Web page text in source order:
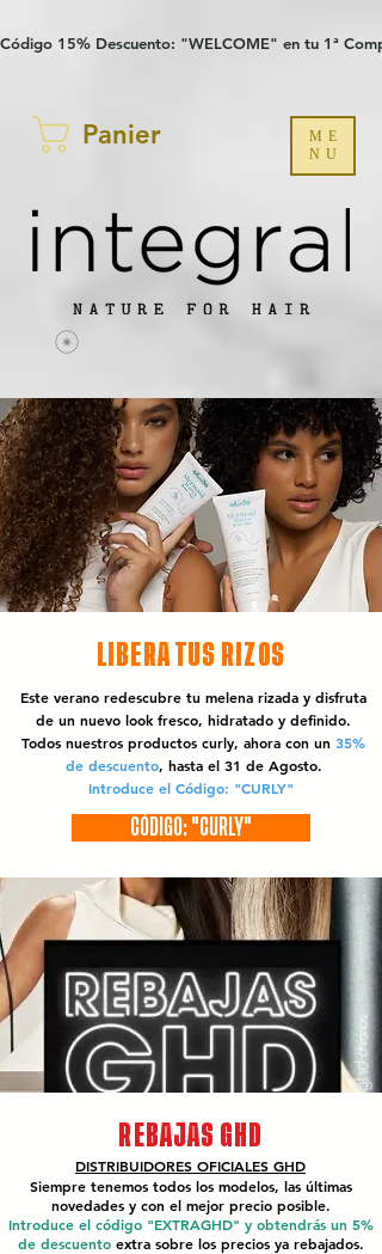
Código 15% Descuento: "WELCOME" en tu 1ª
Panier
ME
NU
LIBERA TUS RIZOS
Este verano redescubre tu melena rizada y disfruta
de un nuevo look fresco, hidratado y definido.
Todos nuestros productos curly, ahora con un 35%
de descuento, hasta el 31 de Agosto.
Introduce el Código: "CURLY"
CÓDIGO: "CURLY"
REBAJAS GHD
DISTRIBUIDORES OFICIALES GHD
Siempre tenemos todos los modelos, las últimas
novedades y con el mejor precio posible.
Introduce el código "EXTRAGHD" y obtendrás un 5%
de descuento extra sobre los precios ya rebajados.